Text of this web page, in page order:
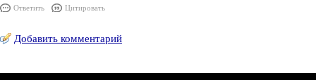
Ответить Цитировать
Добавить комментарий